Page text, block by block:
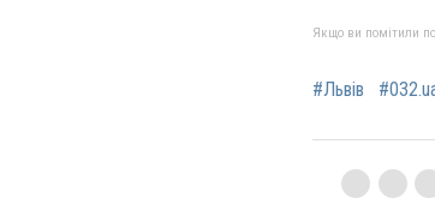
Якщо ви помітили
#Львів